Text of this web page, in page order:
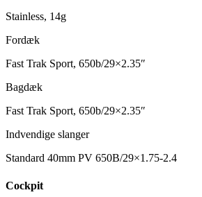
Stainless, 14g
Fordæk
Fast Trak Sport, 650b/29×2.35″
Bagdæk
Fast Trak Sport, 650b/29×2.35″
Indvendige slanger
Standard 40mm PV 650B/29×1.75-2.4
Cockpit